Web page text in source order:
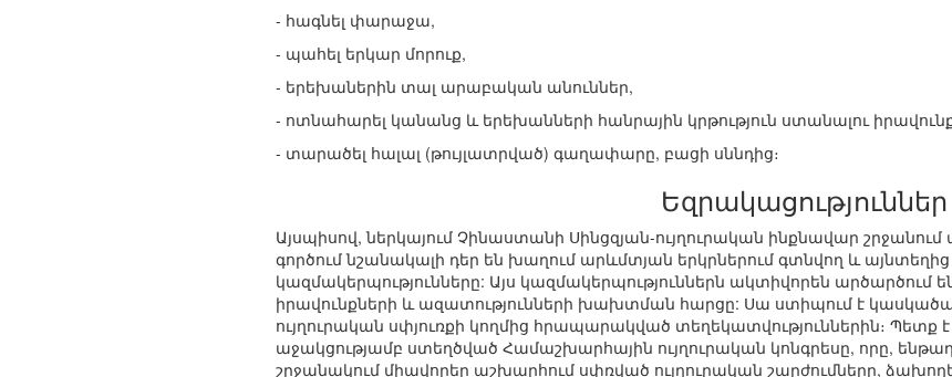
- հագնել փարաջա,
- պահել երկար մորուք,
- երեխաներին տալ արաբական անուններ,
- ոտնահարել կանանց և երեխանների հանրային կրթություն ստանալու
- տարածել հալալ (թույլատրված) գաղափարը, բացի սննդից։
Եզրակացություններ
Այսպիսով, ներկայում Չինաստանի Սինցզյան-ույղուրական ինքնավար
գործում նշանակալի դեր են խաղում արևմտյան երկրներում գտնվող և
կազմակերպությունները: Այս կազմակերպություններն ակտիվորեն արծարծում
իրավունքների և ազատությունների խախտման հարցը: Սա ստիպում է
ույղուրական սփյուռքի կողմից հրապարակված տեղեկատվություններին։ Պետք
աջակցությամբ ստեղծված Համաշխարհային ույղուրական կոնգրեսը, որը,
շրջանակում միավորեր աշխարհում սփռված ույղուրական շարժումները,